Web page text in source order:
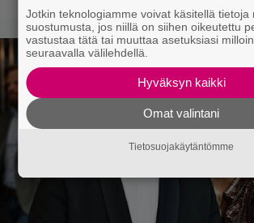
Jotkin teknologiamme voivat käsitellä tietoja
suostumusta, jos niillä on siihen oikeutettu
vastustaa tätä tai muuttaa asetuksiasi
seuraavalla välilehdellä.
Hyväksyn kaikki
Omat valintani
Tietosuojakäytäntömme